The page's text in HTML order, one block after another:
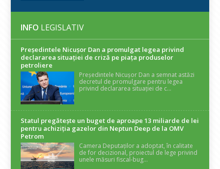
INFO LEGISLATIV
Președintele Nicuşor Dan a promulgat legea privind
declararea situaţiei de criză pe piaţa produselor
petroliere
Președintele Nicușor Dan a semnat astăzi
decretul de promulgare pentru legea
privind declararea situației de c...
Statul pregătește un buget de aproape 13 miliarde de lei
pentru achiziția gazelor din Neptun Deep de la OMV
Petrom
Camera Deputaților a adoptat, în calitate
de for decizional, proiectul de lege privind
unele măsuri fiscal-bug...